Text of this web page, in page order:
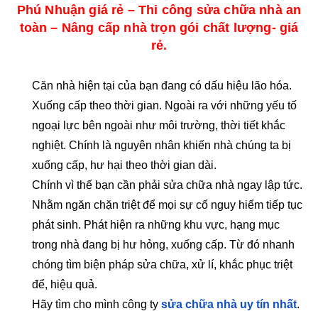
Phú Nhuận giá rẻ – Thi công sửa chữa nhà an
toàn – Nâng cấp nhà trọn gói chất lượng- giá
rẻ.
Căn nhà hiện tại của bạn đang có dấu hiệu lão hóa.
Xuống cấp theo thời gian. Ngoài ra với những yếu tố
ngoại lực bên ngoài như môi trường, thời tiết khắc
nghiệt. Chính là nguyên nhân khiến nhà chúng ta bị
xuống cấp, hư hại theo thời gian dài.
Chính vì thế bạn cần phải sửa chữa nhà ngay lập tức.
Nhằm ngăn chặn triệt để mọi sự cố nguy hiểm tiếp tục
phát sinh. Phát hiện ra những khu vực, hạng mục
trong nhà đang bị hư hỏng, xuống cấp. Từ đó nhanh
chóng tìm biện pháp sửa chữa, xử lí, khắc phục triệt
để, hiệu quả.
Hãy tìm cho mình công ty sửa chữa nhà uy tín nhất.